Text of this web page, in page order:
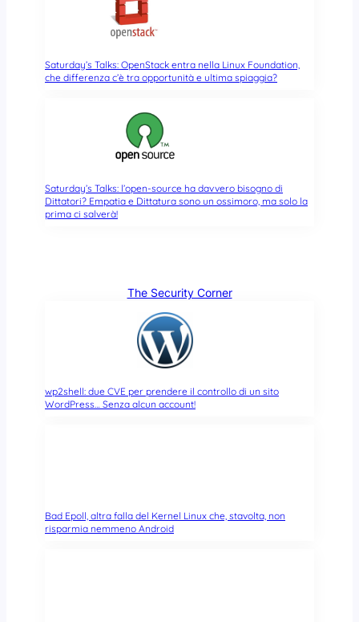
Saturday’s Talks: OpenStack entra nella Linux Foundation,
che differenza c’è tra opportunità e ultima spiaggia?
Saturday’s Talks: l’open-source ha davvero bisogno di
Dittatori? Empatia e Dittatura sono un ossimoro, ma solo la
prima ci salverà!
The Security Corner
wp2shell: due CVE per prendere il controllo di un sito
WordPress… Senza alcun account!
Bad Epoll, altra falla del Kernel Linux che, stavolta, non
risparmia nemmeno Android